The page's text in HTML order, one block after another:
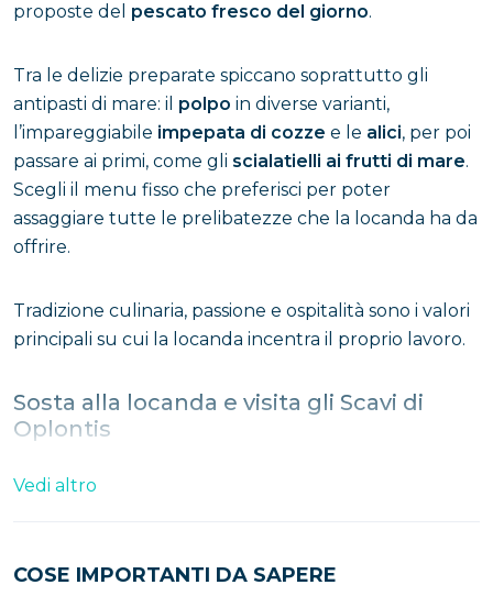
proposte del pescato fresco del giorno.
Tra le delizie preparate spiccano soprattutto gli
antipasti di mare: il polpo in diverse varianti,
l’impareggiabile impepata di cozze e le alici, per poi
passare ai primi, come gli scialatielli ai frutti di mare.
Scegli il menu fisso che preferisci per poter
assaggiare tutte le prelibatezze che la locanda ha da
offrire.
Tradizione culinaria, passione e ospitalità sono i valori
principali su cui la locanda incentra il proprio lavoro.
Sosta alla locanda e visita gli Scavi di
Oplontis
Prima o dopo aver pranzato o cenato, ti consigliamo
questa zona un tempo sia stata una sorta di frazione
Vedi altro
COSE IMPORTANTI DA SAPERE